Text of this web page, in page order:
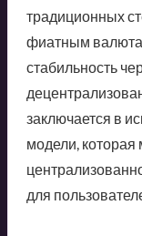
традиционных
фиатным
стабильность
заключается в
модели,
для